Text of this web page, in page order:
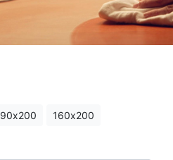
90х200
160х200